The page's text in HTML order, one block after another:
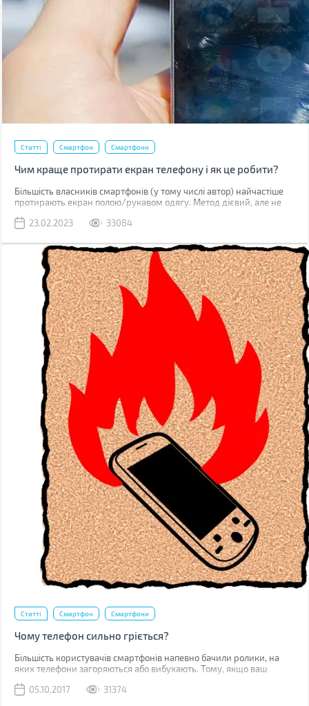
Статті Смартфон Смартфони
Чим краще протирати екран телефону і як це робити?
Більшість власників смартфонів (у тому числі автор) найчастіше
протирають екран полою/рукавом одягу. Метод дієвий, але не
уважно придивитесь до дисплея, скоріше за все побачите
очищення.
23.02.2023 33084
Статті Смартфон Смартфони
Чому телефон сильно гріється?
Більшість користувачів смартфонів напевно бачили ролики, на
яких телефони загоряються або вибухають. Тому, якщо ваш
безпечно.
05.10.2017 31374